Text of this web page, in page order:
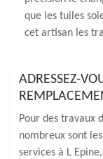
que les tuiles
cet artisan les
ADRESSEZ-
Pour des travaux
nombreux sont
services à L